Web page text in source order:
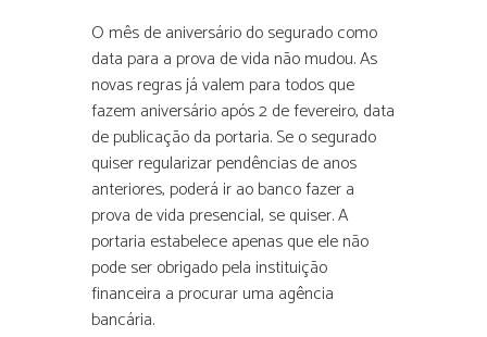
O mês de aniversário do segurado como
data para a prova de vida não mudou. As
novas regras já valem para todos que
fazem aniversário após 2 de fevereiro, data
de publicação da portaria. Se o segurado
quiser regularizar pendências de anos
anteriores, poderá ir ao banco fazer a
prova de vida presencial, se quiser. A
portaria estabelece apenas que ele não
pode ser obrigado pela instituição
financeira a procurar uma agência
bancária.